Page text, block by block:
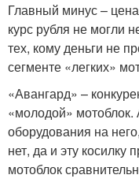
Главный минус –
курс рубля не могли
тех, кому деньги не
сегменте «легких»
«Авангард» –
«молодой» мотоблок.
оборудования на
нет, да и эту косилку
мотоблок